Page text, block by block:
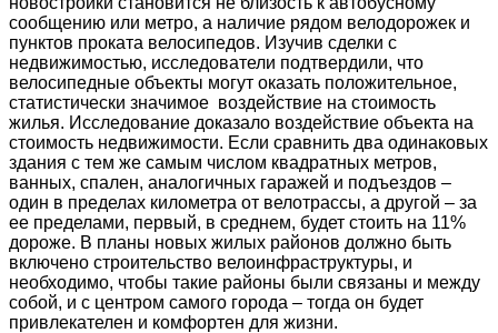
сообщению или метро, а наличие рядом велодорожек и
пунктов проката велосипедов. Изучив сделки с
недвижимостью, исследователи подтвердили, что
велосипедные объекты могут оказать положительное,
статистически значимое воздействие на стоимость
жилья. Исследование доказало воздействие объекта на
стоимость недвижимости. Если сравнить два одинаковых
здания с тем же самым числом квадратных метров,
ванных, спален, аналогичных гаражей и подъездов –
один в пределах километра от велотрассы, а другой – за
ее пределами, первый, в среднем, будет стоить на 11%
дороже. В планы новых жилых районов должно быть
включено строительство велоинфраструктуры, и
необходимо, чтобы такие районы были связаны и между
собой, и с центром самого города – тогда он будет
привлекателен и комфортен для жизни.